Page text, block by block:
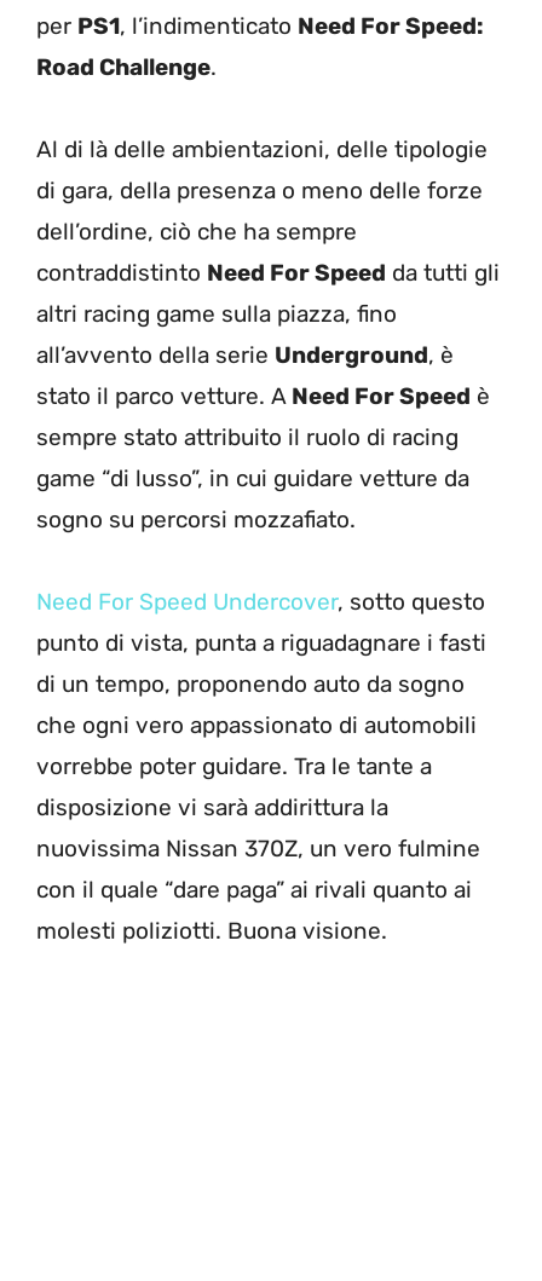
per PS1, l’indimenticato Need For Speed:
Road Challenge.
Al di là delle ambientazioni, delle tipologie
di gara, della presenza o meno delle forze
dell’ordine, ciò che ha sempre
contraddistinto Need For Speed da tutti gli
altri racing game sulla piazza, fino
all’avvento della serie Underground, è
stato il parco vetture. A Need For Speed è
sempre stato attribuito il ruolo di racing
game “di lusso”, in cui guidare vetture da
sogno su percorsi mozzafiato.
Need For Speed Undercover, sotto questo
punto di vista, punta a riguadagnare i fasti
di un tempo, proponendo auto da sogno
che ogni vero appassionato di automobili
vorrebbe poter guidare. Tra le tante a
disposizione vi sarà addirittura la
nuovissima Nissan 370Z, un vero fulmine
con il quale “dare paga” ai rivali quanto ai
molesti poliziotti. Buona visione.